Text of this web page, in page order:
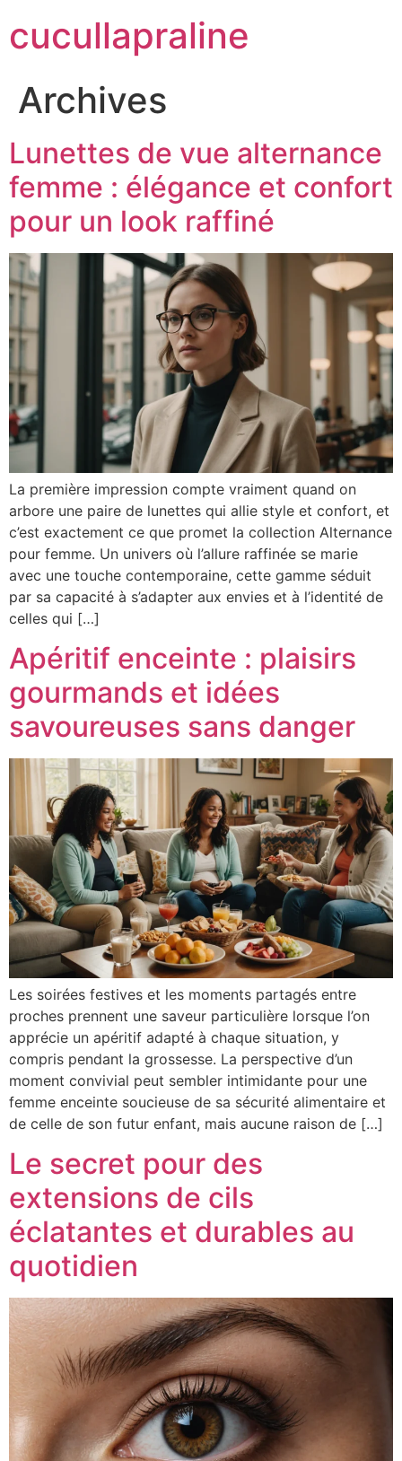
cucullapraline
Archives
Lunettes de vue alternance
femme : élégance et confort
pour un look raffiné
La première impression compte vraiment quand on
arbore une paire de lunettes qui allie style et confort, et
c’est exactement ce que promet la collection Alternance
pour femme. Un univers où l’allure raffinée se marie
avec une touche contemporaine, cette gamme séduit
par sa capacité à s’adapter aux envies et à l’identité de
celles qui […]
Apéritif enceinte : plaisirs
gourmands et idées
savoureuses sans danger
Les soirées festives et les moments partagés entre
proches prennent une saveur particulière lorsque l’on
apprécie un apéritif adapté à chaque situation, y
compris pendant la grossesse. La perspective d’un
moment convivial peut sembler intimidante pour une
femme enceinte soucieuse de sa sécurité alimentaire et
de celle de son futur enfant, mais aucune raison de […]
Le secret pour des
extensions de cils
éclatantes et durables au
quotidien